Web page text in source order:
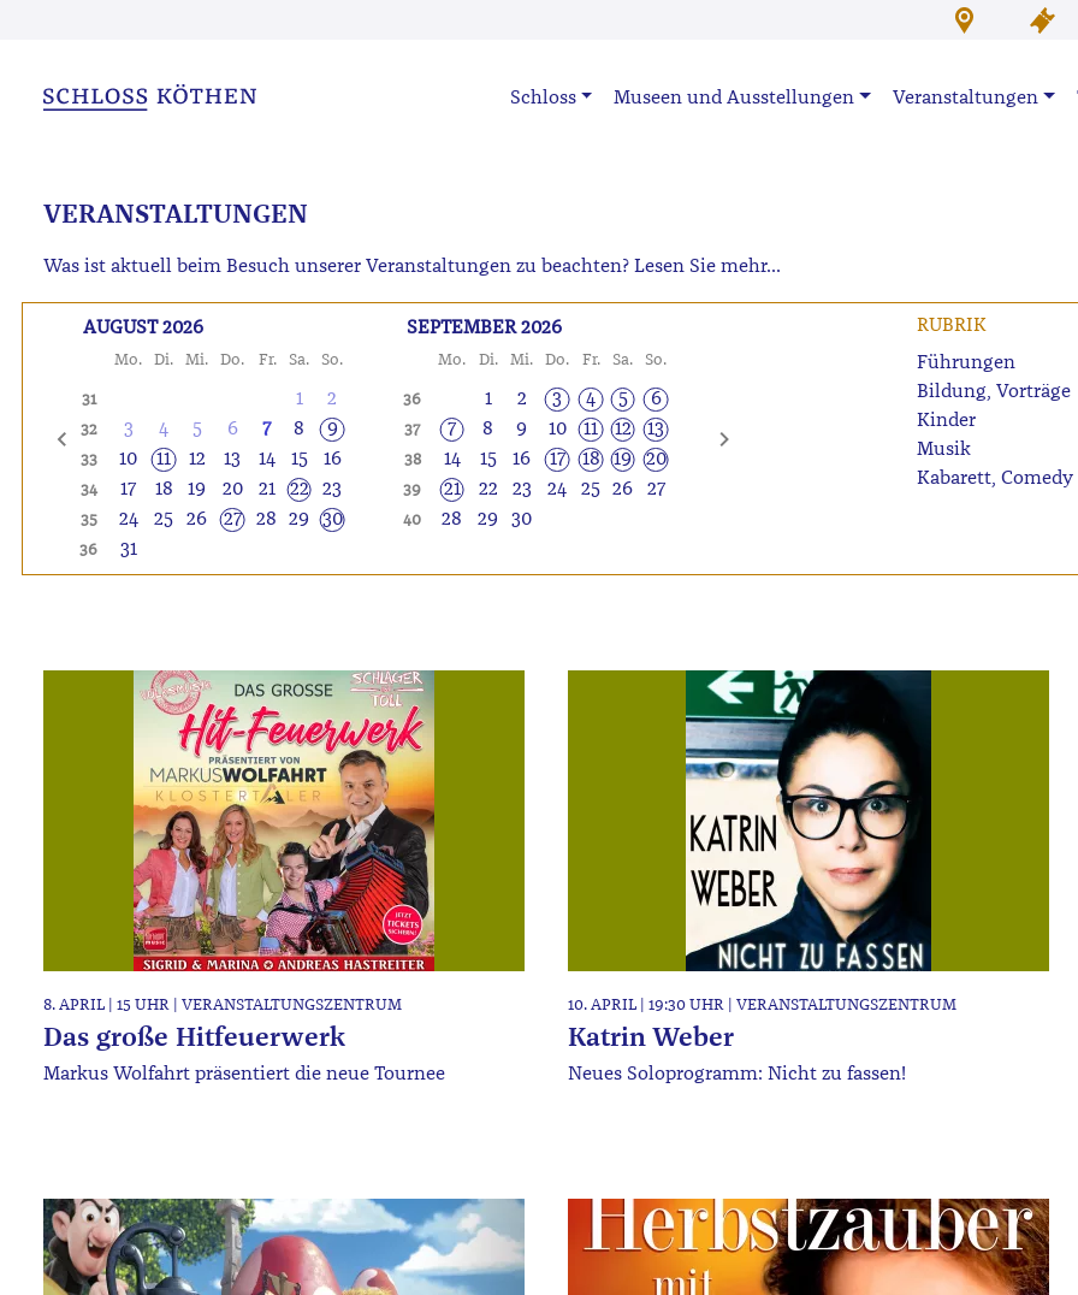
Schloss Museen und Ausstellungen Veranstaltungen
VERANSTALTUNGEN
Was ist aktuell beim Besuch unserer Veranstaltungen zu beachten? Lesen Sie mehr...
AUGUST 2026
Mo. Di. Mi. Do. Fr. Sa. So.
31
1 2
32 3 4 5 6 7 8 9
33 10 11 12 13 14 15 16
34 17 18 19 20 21 22 23
35 24 25 26 27 28 29 30
36 31
SEPTEMBER 2026
Mo. Di. Mi. Do. Fr. Sa. So.
36
1 2 3 4 5 6
37 7 8 9 10 11 12 13
38 14 15 16 17 18 19 20
39 21 22 23 24 25 26 27
40 28 29 30
RUBRIK
Führungen
Bildung, Vorträge
Kinder
Musik
Kabarett, Comedy
8. APRIL | 15 UHR | VERANSTALTUNGSZENTRUM
Das große Hitfeuerwerk
Markus Wolfahrt präsentiert die neue Tournee
10. APRIL | 19:30 UHR | VERANSTALTUNGSZENTRUM
Katrin Weber
Neues Soloprogramm: Nicht zu fassen!